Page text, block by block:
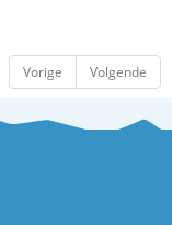
Vorige
Volgende